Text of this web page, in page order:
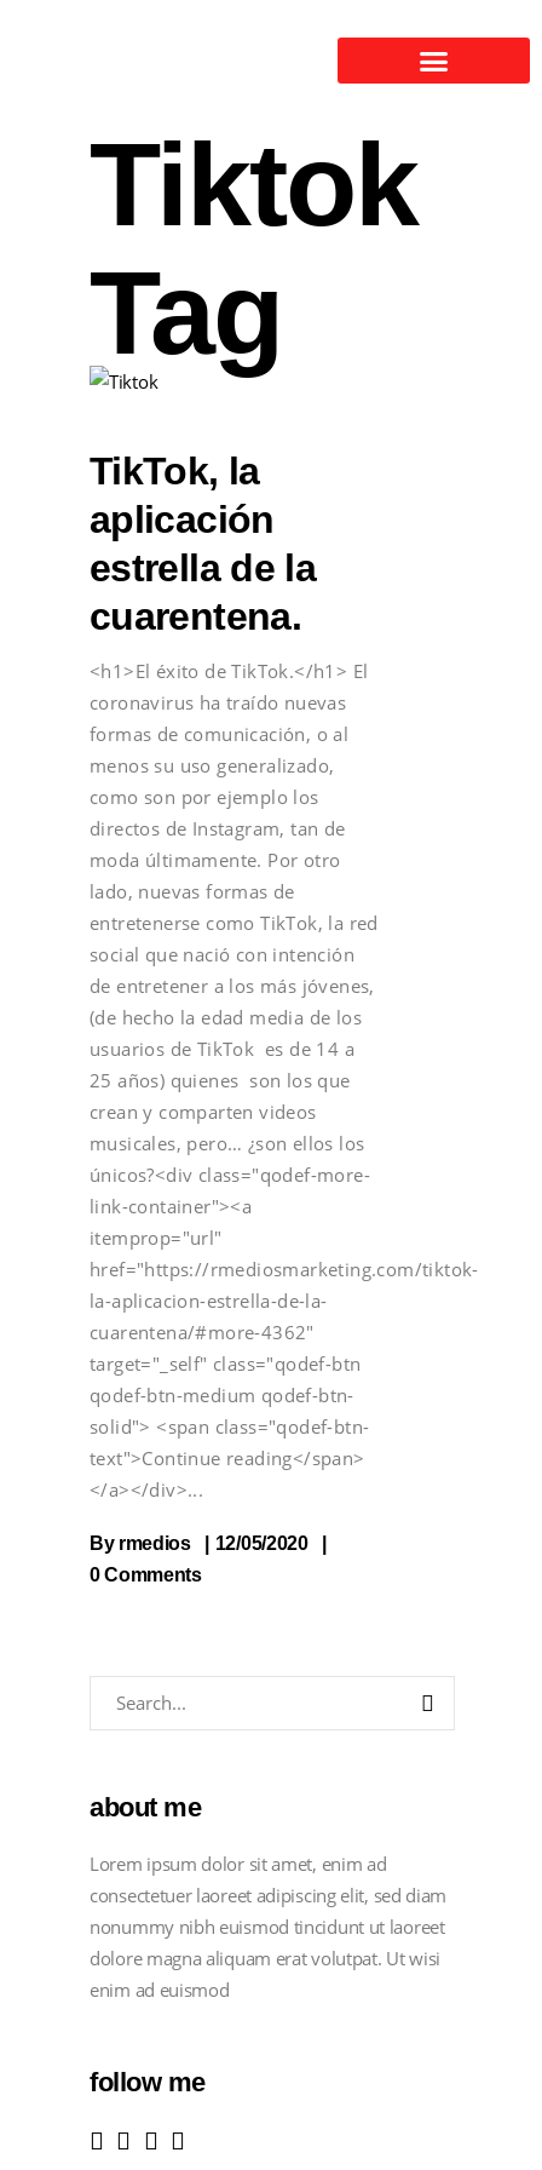
Tiktok
Tag
TikTok, la
aplicación
estrella de la
cuarentena.
<h1>El éxito de TikTok.</h1> El
coronavirus ha traído nuevas
formas de comunicación, o al
menos su uso generalizado,
como son por ejemplo los
directos de Instagram, tan de
moda últimamente. Por otro
lado, nuevas formas de
entretenerse como TikTok, la red
social que nació con intención
de entretener a los más jóvenes,
(de hecho la edad media de los
usuarios de TikTok es de 14 a
25 años) quienes son los que
crean y comparten videos
musicales, pero… ¿son ellos los
únicos?<div class="qodef-more-
link-container"><a
itemprop="url"
href="https://rmediosmarketing.com/tiktok-
la-aplicacion-estrella-de-la-
cuarentena/#more-4362"
target="_self" class="qodef-btn
qodef-btn-medium qodef-btn-
solid"> <span class="qodef-btn-
text">Continue reading</span>
</a></div>
By rmedios
12/05/2020
0 Comments
about me
Lorem ipsum dolor sit amet, enim ad
consectetuer laoreet adipiscing elit, sed diam
nonummy nibh euismod tincidunt ut laoreet
dolore magna aliquam erat volutpat. Ut wisi
enim ad euismod
follow me